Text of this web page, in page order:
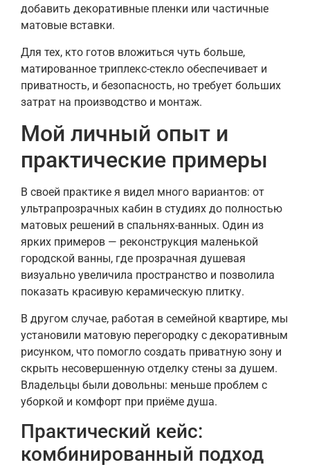
добавить декоративные пленки или частичные
матовые вставки.
Для тех, кто готов вложиться чуть больше,
матированное триплекс-стекло обеспечивает и
приватность, и безопасность, но требует больших
затрат на производство и монтаж.
Мой личный опыт и
практические примеры
В своей практике я видел много вариантов: от
ультрапрозрачных кабин в студиях до полностью
матовых решений в спальнях-ванных. Один из
ярких примеров — реконструкция маленькой
городской ванны, где прозрачная душевая
визуально увеличила пространство и позволила
показать красивую керамическую плитку.
В другом случае, работая в семейной квартире, мы
установили матовую перегородку с декоративным
рисунком, что помогло создать приватную зону и
скрыть несовершенную отделку стены за душем.
Владельцы были довольны: меньше проблем с
уборкой и комфорт при приёме душа.
Практический кейс:
комбинированный подход